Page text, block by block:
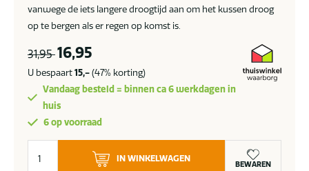
vanwege de iets langere droogtijd aan om het kussen droog
op te bergen als er regen op komst is.
31,95 16,95
U bespaart15,-(47% korting)
Vandaag besteld = binnen ca 6 werkdagen in
huis
6 op voorraad
Seasons
IN WINKELWAGEN
BEWAREN